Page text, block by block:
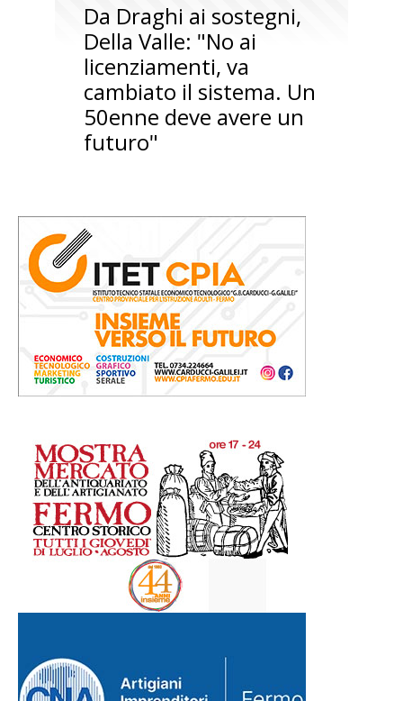
Da Draghi ai sostegni,
Della Valle: "No ai
licenziamenti, va
cambiato il sistema. Un
50enne deve avere un
futuro"